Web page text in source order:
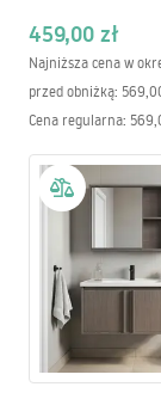
459,00 zł
Najniższa cena w
przed obniżką:
Cena regularna: